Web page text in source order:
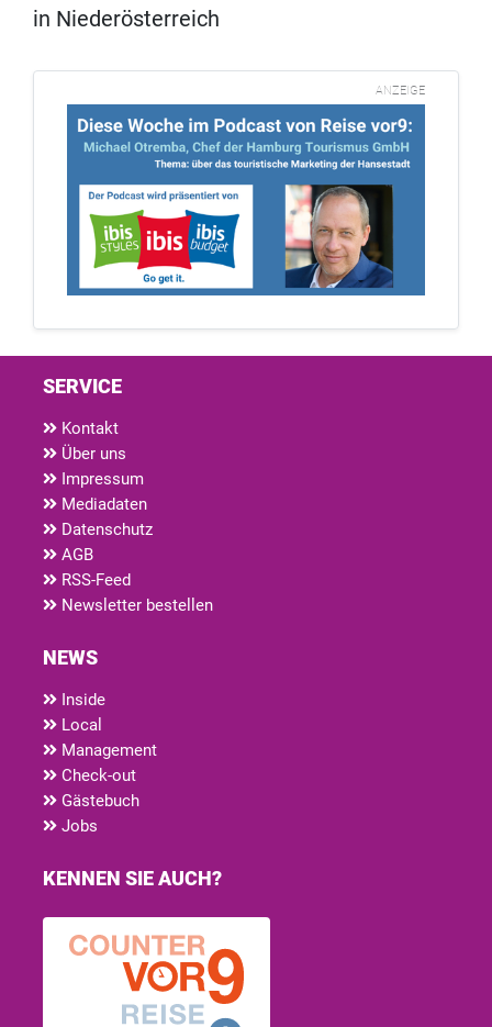
in Niederösterreich
ANZEIGE
SERVICE
Kontakt
Über uns
Impressum
Mediadaten
Datenschutz
AGB
RSS-Feed
Newsletter bestellen
NEWS
Inside
Local
Management
Check-out
Gästebuch
Jobs
KENNEN SIE AUCH?